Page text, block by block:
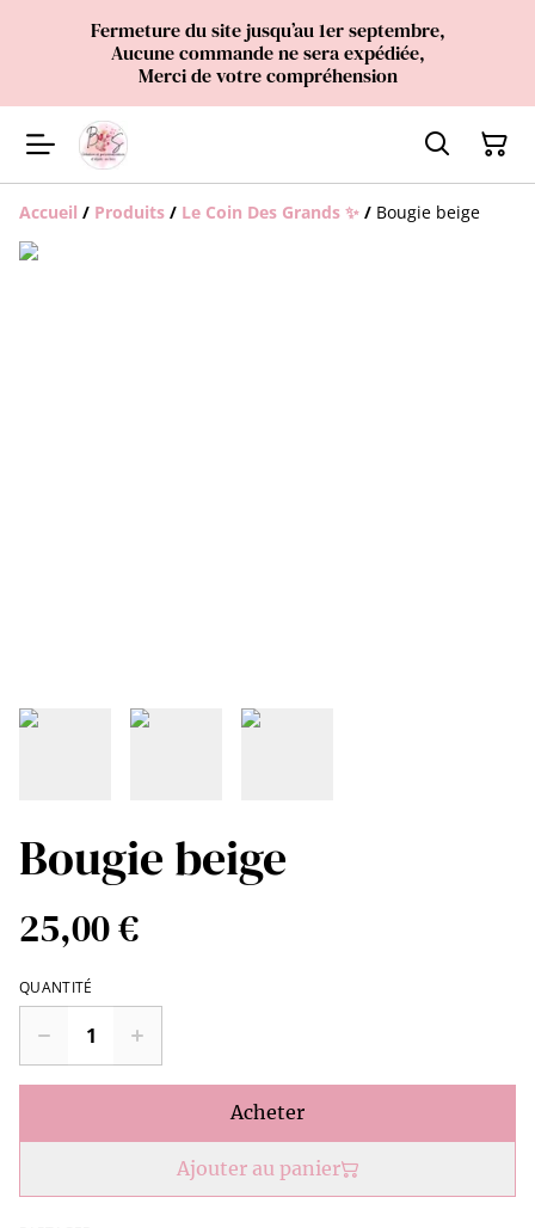
Fermeture du site jusqu’au 1er septembre,
Aucune commande ne sera expédiée,
Merci de votre compréhension
Accueil / Produits / Le Coin Des Grands ✨ / Bougie beige
Bougie beige
25,00 €
QUANTITÉ
Acheter
Ajouter au panier